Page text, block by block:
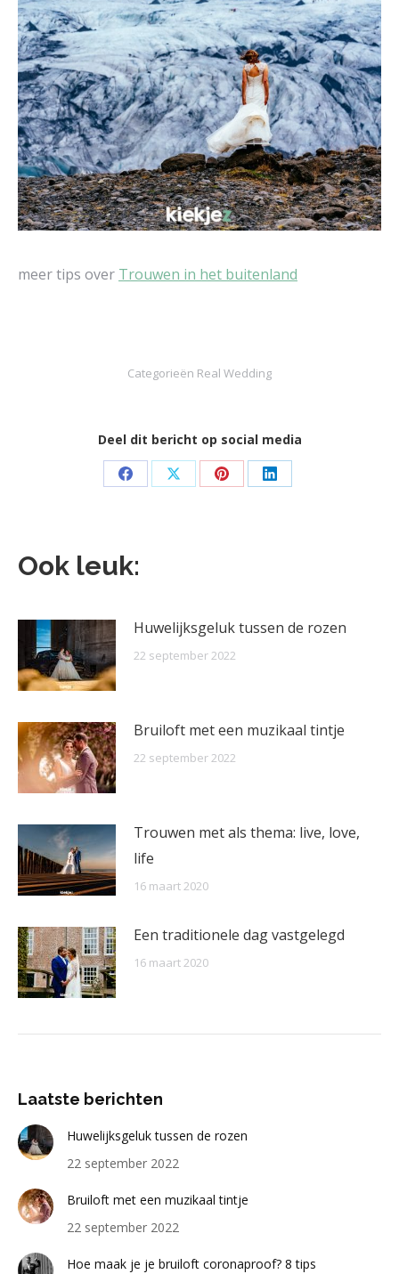
meer tips over Trouwen in het buitenland
Categorieën Real Wedding
Deel dit bericht op social media
Deel
Deel
Deel
Deel
Ook leuk:
Huwelijksgeluk tussen de rozen
22 september 2022
Bruiloft met een muzikaal tintje
22 september 2022
Trouwen met als thema: live, love,
life
16 maart 2020
Een traditionele dag vastgelegd
16 maart 2020
Laatste berichten
Huwelijksgeluk tussen de rozen
22 september 2022
Bruiloft met een muzikaal tintje
22 september 2022
Hoe maak je je bruiloft coronaproof? 8 tips